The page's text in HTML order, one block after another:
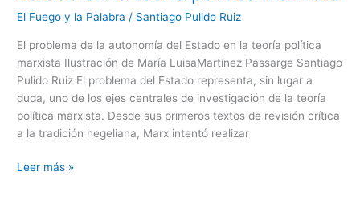
El Fuego y la Palabra / Santiago Pulido Ruiz
El problema de la autonomía del Estado en la teoría política
marxista Ilustración de María LuisaMartínez Passarge Santiago
Pulido Ruiz El problema del Estado representa, sin lugar a
duda, uno de los ejes centrales de investigación de la teoría
política marxista. Desde sus primeros textos de revisión crítica
a la tradición hegeliana, Marx intentó realizar
la
del
teoría
marxista
Leer más »